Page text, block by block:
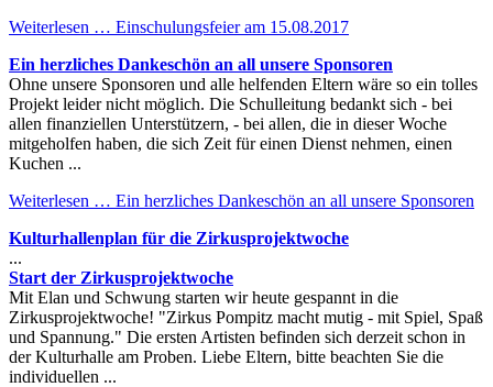
Weiterlesen … Einschulungsfeier am 15.08.2017
Ein herzliches Dankeschön an all unsere Sponsoren
Ohne unsere Sponsoren und alle helfenden Eltern wäre so ein tolles
Projekt leider nicht möglich. Die Schulleitung bedankt sich - bei
allen finanziellen Unterstützern, - bei allen, die in dieser Woche
mitgeholfen haben, die sich Zeit für einen Dienst nehmen, einen
Kuchen ...
Weiterlesen … Ein herzliches Dankeschön an all unsere Sponsoren
Kulturhallenplan für die Zirkusprojektwoche
...
Start der Zirkusprojektwoche
Mit Elan und Schwung starten wir heute gespannt in die
Zirkusprojektwoche! "Zirkus Pompitz macht mutig - mit Spiel, Spaß
und Spannung." Die ersten Artisten befinden sich derzeit schon in
der Kulturhalle am Proben. Liebe Eltern, bitte beachten Sie die
individuellen ...